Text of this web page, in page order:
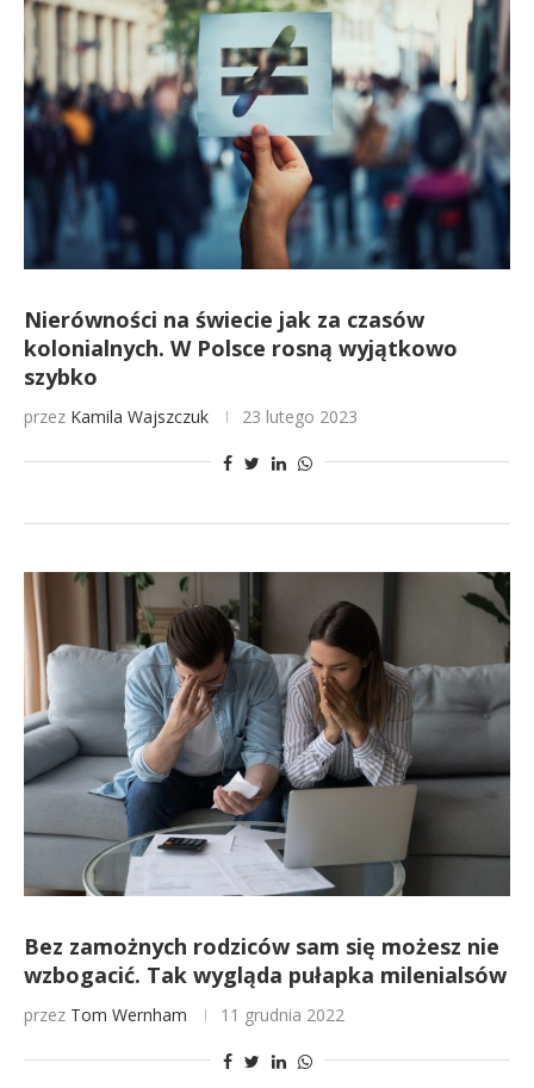
Nierówności na świecie jak za czasów
kolonialnych. W Polsce rosną wyjątkowo
szybko
przez Kamila Wajszczuk 23 lutego 2023
Bez zamożnych rodziców sam się możesz nie
wzbogacić. Tak wygląda pułapka milenialsów
przez Tom Wernham 11 grudnia 2022